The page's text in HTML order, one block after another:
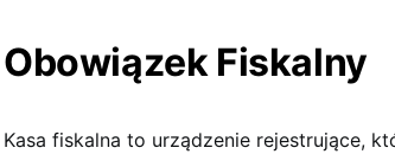
Obowiązek Fiskalny
Kasa fiskalna to urządzenie rejestrujące,